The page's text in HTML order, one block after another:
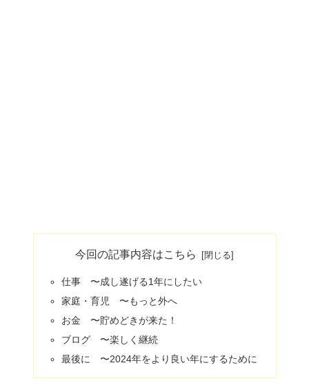
今回の記事内容はこちら
仕事 〜成し遂げる1年にしたい
家庭・育児 〜もっと外へ
お金 〜貯めどきが来た！
ブログ 〜楽しく継続
最後に 〜2024年をより良い年にするために